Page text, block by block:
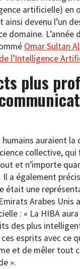
artificielle) en
ainsi devenu l’un
domaine. L’année
Omar Sultan
l’Intelligence
plus
humains auraient la
collective, qui
et n’importe
Il a également
était une
Arabes Unis
: « La HIBA
des plus
esprits avec ce
et de mêler tout
».